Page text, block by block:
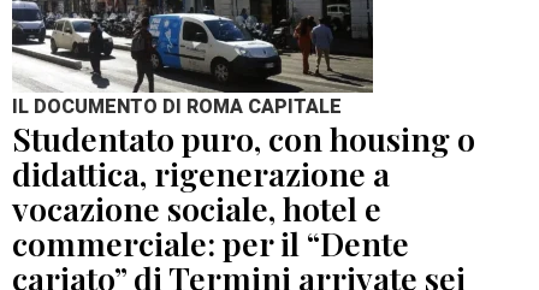
IL DOCUMENTO DI ROMA CAPITALE
Studentato puro, con housing o
didattica, rigenerazione a
vocazione sociale, hotel e
commerciale: per il “Dente
cariato” di Termini arrivate sei